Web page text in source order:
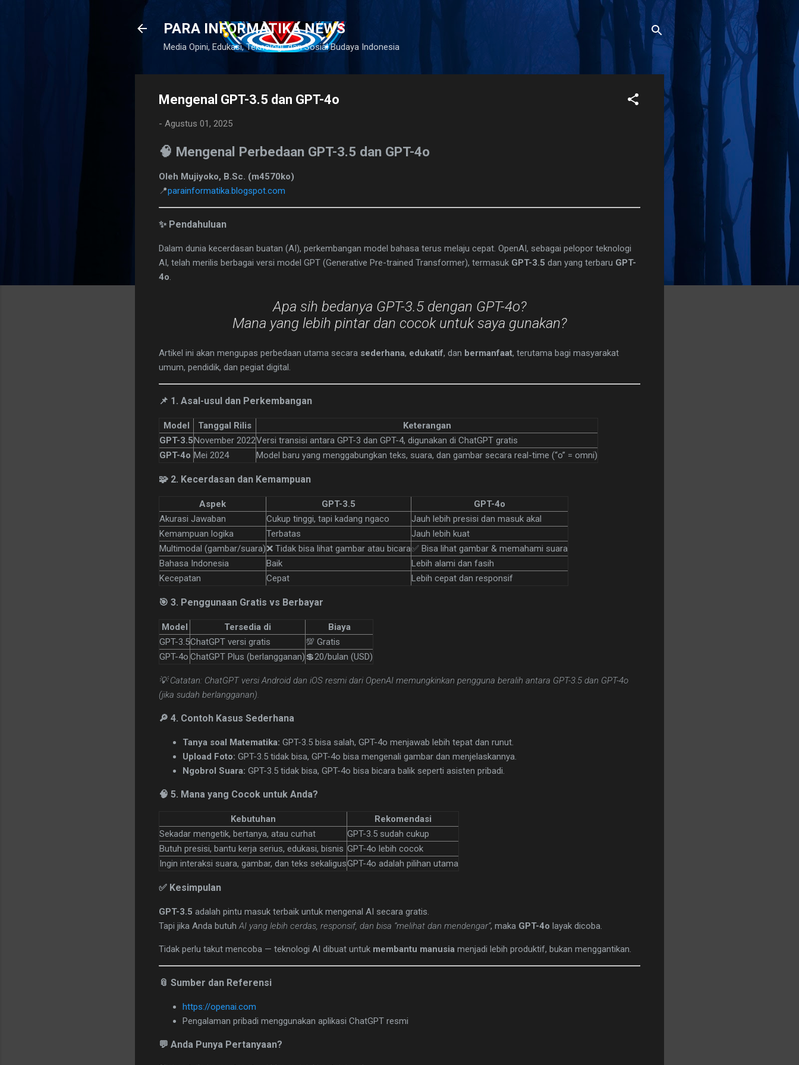
PARA INFORMATIKA NEWS
Media Opini, Edukasi, Teknologi, dan Sosial Budaya Indonesia
Mengenal GPT-3.5 dan GPT-4o
- Agustus 01, 2025
🧠 Mengenal Perbedaan GPT-3.5 dan GPT-4o
Oleh Mujiyoko, B.Sc. (m4570ko)
📍parainformatika.blogspot.com
✨ Pendahuluan
Dalam dunia kecerdasan buatan (AI), perkembangan model bahasa terus melaju cepat. OpenAI, sebagai pelopor teknologi
AI, telah merilis berbagai versi model GPT (Generative Pre-trained Transformer), termasuk GPT-3.5 dan yang terbaru GPT-
4o.
Apa sih bedanya GPT-3.5 dengan GPT-4o?
Mana yang lebih pintar dan cocok untuk saya gunakan?
Artikel ini akan mengupas perbedaan utama secara sederhana, edukatif, dan bermanfaat, terutama bagi masyarakat
umum, pendidik, dan pegiat digital.
📌 1. Asal-usul dan Perkembangan
Model Tanggal Rilis
Keterangan
GPT-3.5November 2022Versi transisi antara GPT-3 dan GPT-4, digunakan di ChatGPT gratis
GPT-4o Mei 2024 Model baru yang menggabungkan teks, suara, dan gambar secara real-time (“o” = omni)
🧩 2. Kecerdasan dan Kemampuan
Aspek GPT-3.5
GPT-4o
Akurasi Jawaban
Cukup tinggi, tapi kadang ngaco
Jauh lebih presisi dan masuk akal
Kemampuan logika
Terbatas
Jauh lebih kuat
Multimodal (gambar/suara)❌ Tidak bisa lihat gambar atau bicara✅ Bisa lihat gambar & memahami suara
Bahasa Indonesia
Baik
Lebih alami dan fasih
Kecepatan
Cepat Lebih cepat dan responsif
🎯 3. Penggunaan Gratis vs Berbayar
Model Tersedia di
Biaya
GPT-3.5ChatGPT versi gratis
💯 Gratis
GPT-4o ChatGPT Plus (berlangganan) 💲20/bulan (USD)
💡 Catatan: ChatGPT versi Android dan iOS resmi dari OpenAI memungkinkan pengguna beralih antara GPT-3.5 dan GPT-4o
(jika sudah berlangganan).
🔎 4. Contoh Kasus Sederhana
Tanya soal Matematika: GPT-3.5 bisa salah, GPT-4o menjawab lebih tepat dan runut.
Upload Foto: GPT-3.5 tidak bisa, GPT-4o bisa mengenali gambar dan menjelaskannya.
Ngobrol Suara: GPT-3.5 tidak bisa, GPT-4o bisa bicara balik seperti asisten pribadi.
🧠 5. Mana yang Cocok untuk Anda?
Kebutuhan
Rekomendasi
Sekadar mengetik, bertanya, atau curhat
GPT-3.5 sudah cukup
Butuh presisi, bantu kerja serius, edukasi, bisnis GPT-4o lebih cocok
Ingin interaksi suara, gambar, dan teks sekaligusGPT-4o adalah pilihan utama
✅ Kesimpulan
GPT-3.5 adalah pintu masuk terbaik untuk mengenal AI secara gratis.
Tapi jika Anda butuhAI yang lebih cerdas, responsif, dan bisa “melihat dan mendengar”, maka GPT-4o layak dicoba.
Tidak perlu takut mencoba — teknologi AI dibuat untuk membantu manusia menjadi lebih produktif, bukan menggantikan.
📎 Sumber dan Referensi
https://openai.com
Pengalaman pribadi menggunakan aplikasi ChatGPT resmi
💬 Anda Punya Pertanyaan?